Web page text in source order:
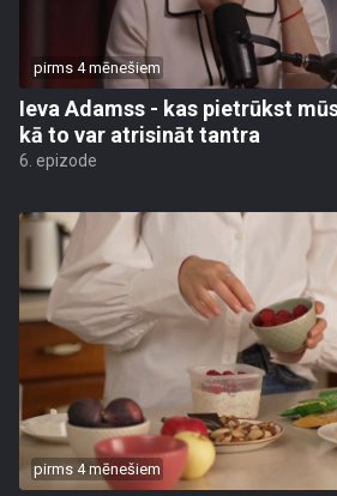
pirms 4 mēnešiem
Ieva Adamss - kas pietrūkst
kā to var atrisināt tantra
6. epizode
pirms 4 mēnešiem